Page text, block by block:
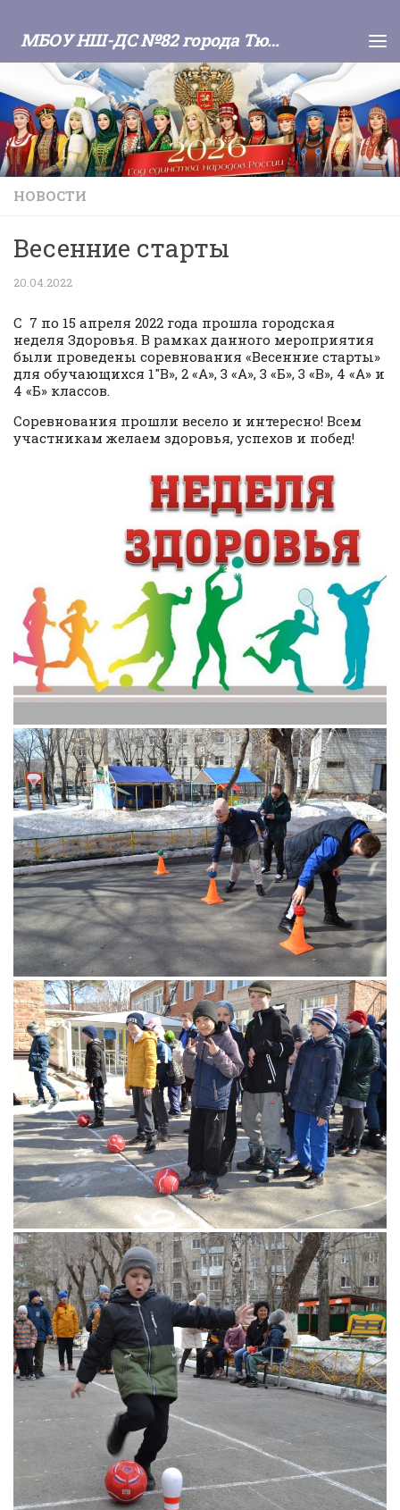
МБОУ НШ-ДС №82 города Тюмени
НОВОСТИ
Весенние старты
20.04.2022
С 7 по 15 апреля 2022 года прошла городская
неделя Здоровья. В рамках данного мероприятия
были проведены соревнования «Весенние старты»
для обучающихся 1″В», 2 «А», 3 «А», 3 «Б», 3 «В», 4 «А» и
4 «Б» классов.
Соревнования прошли весело и интересно! Всем
участникам желаем здоровья, успехов и побед!